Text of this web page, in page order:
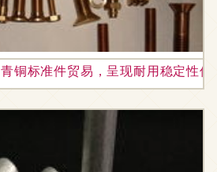
铜标准件贸易，呈现耐用稳定性